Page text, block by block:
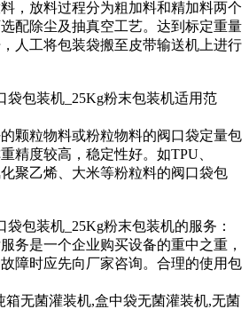
，放料过程分为粗加料和精加料两个
配除尘及抽真空工艺。达到标定重量
人工将包装袋搬至皮带输送机上进行
袋 包装机 _25Kg粉末 包装机适用范
颗粒物料或粉粒物料的阀口袋定量包
精度较高，稳定性好。如TPU、
聚乙烯、大米等粉粒料的阀口袋包
袋 包装机 _25Kg粉末 包装机的服务：
务是一个企业购买设备的重中之重，
障时应先向厂家咨询。合理的使用包